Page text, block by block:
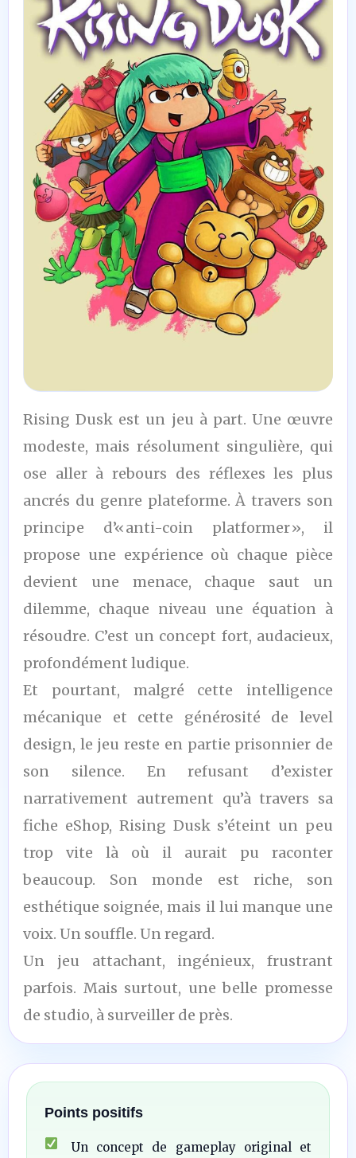
6,5
/10
Rising Dusk est un jeu à part. Une œuvre
modeste, mais résolument singulière, qui
ose aller à rebours des réflexes les plus
ancrés du genre plateforme. À travers son
principe d’« anti-coin platformer », il
propose une expérience où chaque pièce
devient une menace, chaque saut un
dilemme, chaque niveau une équation à
résoudre. C’est un concept fort, audacieux,
profondément ludique.
Et pourtant, malgré cette intelligence
mécanique et cette générosité de level
design, le jeu reste en partie prisonnier de
son silence. En refusant d’exister
narrativement autrement qu’à travers sa
fiche eShop, Rising Dusk s’éteint un peu
trop vite là où il aurait pu raconter
beaucoup. Son monde est riche, son
esthétique soignée, mais il lui manque une
voix. Un souffle. Un regard.
Un jeu attachant, ingénieux, frustrant
parfois. Mais surtout, une belle promesse
de studio, à surveiller de près.
Points positifs
Un concept de gameplay original et